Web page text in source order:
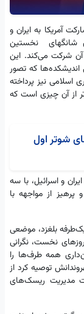
آمریکا به ایران و
شانگهای نخستین
شرکت می‌کند. این
که تصور
اسلامی نیز پرداخته
از آن چیزی است که
شوتر اول
و اسرائیل، با سه
از مواجهه با
بلغزد، موضعی
نخست، نگرانی
همه طرف‌ها را
توصیه کرد از
مدیریت ریسک‌های